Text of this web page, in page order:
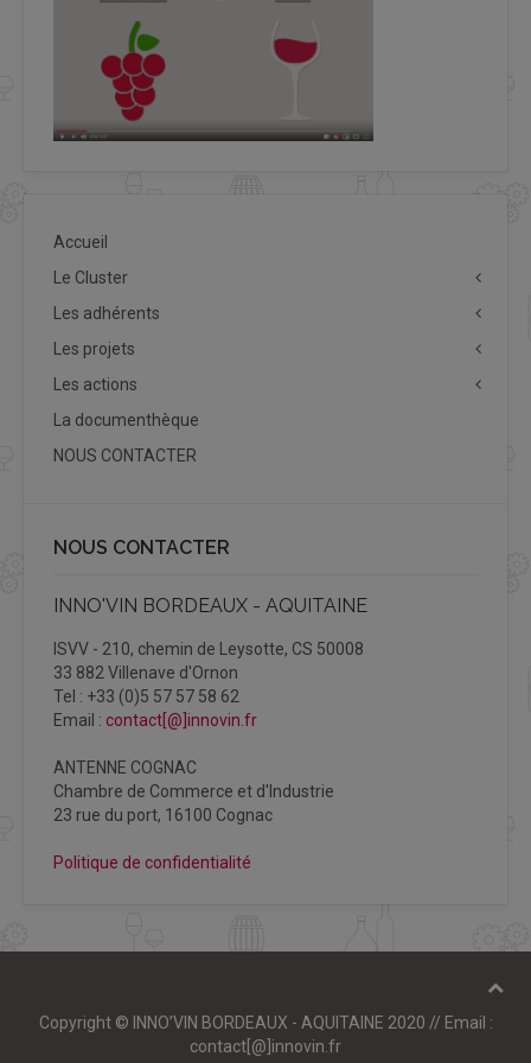
Accueil
Le Cluster
Les adhérents
Les projets
Les actions
La documenthèque
NOUS CONTACTER
NOUS CONTACTER
INNO'VIN BORDEAUX - AQUITAINE
ISVV - 210, chemin de Leysotte, CS 50008
33 882 Villenave d'Ornon
Tel : +33 (0)5 57 57 58 62
Email : contact[@]innovin.fr
ANTENNE COGNAC
Chambre de Commerce et d'Industrie
23 rue du port, 16100 Cognac
Politique de confidentialité
Copyright © INNO’VIN BORDEAUX - AQUITAINE 2020 // Email :
contact[@]innovin.fr